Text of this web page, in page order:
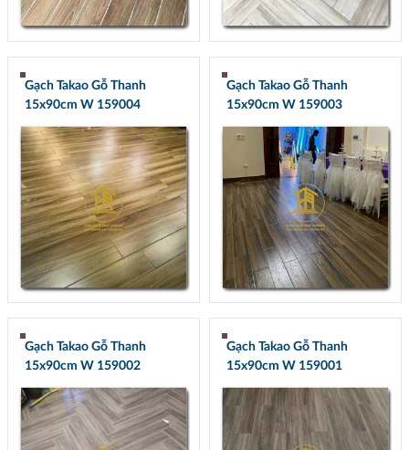
Gạch Takao Gỗ Thanh
15x90cm W 159004
Gạch Takao Gỗ Thanh
15x90cm W 159003
Gạch Takao Gỗ Thanh
15x90cm W 159002
Gạch Takao Gỗ Thanh
15x90cm W 159001